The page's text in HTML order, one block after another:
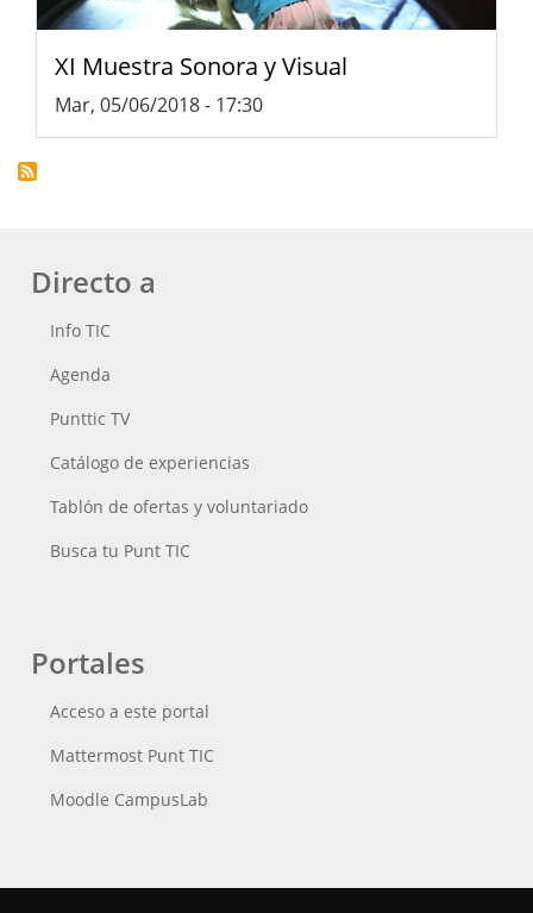
XI Muestra Sonora y Visual
Mar, 05/06/2018 - 17:30
Directo a
Info TIC
Agenda
Punttic TV
Catálogo de experiencias
Tablón de ofertas y voluntariado
Busca tu Punt TIC
Portales
Acceso a este portal
Mattermost Punt TIC
Moodle CampusLab